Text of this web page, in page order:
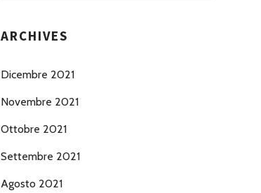
ARCHIVES
Dicembre 2021
Novembre 2021
Ottobre 2021
Settembre 2021
Agosto 2021